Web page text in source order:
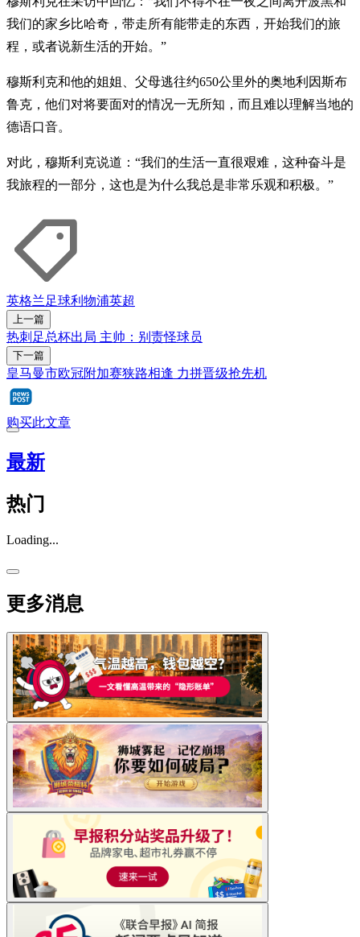
我们的家乡比哈奇，带走所有能带走的东西，开始我们的旅
程，或者说新生活的开始。”
穆斯利克和他的姐姐、父母逃往约650公里外的奥地利因斯布
鲁克，他们对将要面对的情况一无所知，而且难以理解当地的
德语口音。
对此，穆斯利克说道：“我们的生活一直很艰难，这种奋斗是
我旅程的一部分，这也是为什么我总是非常乐观和积极。”
英格兰足球利物浦英超
上一篇
热刺足总杯出局 主帅：别责怪球员
下一篇
皇马曼市欧冠附加赛狭路相逢 力拼晋级抢先机
购买此文章
最新
热门
Loading...
更多消息